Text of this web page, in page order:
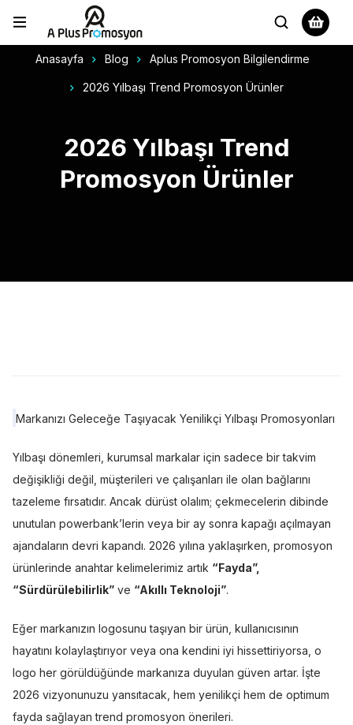
Anasayfa Blog Aplus Promosyon Bilgilendirme
2026 Yılbaşı Trend Promosyon Ürünler
2026 Yılbaşı Trend
Promosyon Ürünler
Markanızı Geleceğe Taşıyacak Yenilikçi Yılbaşı Promosyonları
Yılbaşı dönemleri, kurumsal markalar için sadece bir takvim
değişikliği değil, müşterileri ve çalışanları ile olan bağlarını
tazeleme fırsatıdır. Ancak dürüst olalım; çekmecelerin dibinde
unutulan powerbank’lerin veya bir ay sonra kapağı açılmayan
ajandaların devri kapandı. 2026 yılına yaklaşırken, promosyon
ürünlerinde anahtar kelimelerimiz artık “Fayda”,
“Sürdürülebilirlik” ve “Akıllı Teknoloji”.
Eğer markanızın logosunu taşıyan bir ürün, kullanıcısının
hayatını kolaylaştırıyor veya ona kendini iyi hissettiriyorsa, o
logo her görüldüğünde markanıza duyulan güven artar. İşte
2026 vizyonunuzu yansıtacak, hem yenilikçi hem de optimum
fayda sağlayan trend promosyon önerileri.